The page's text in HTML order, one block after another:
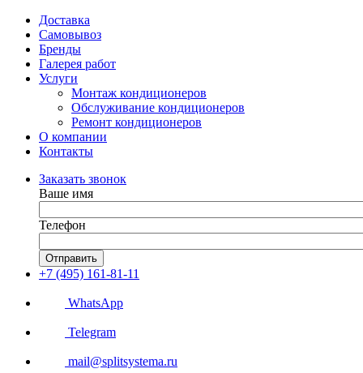
Доставка
Самовывоз
Бренды
Галерея работ
Услуги
Монтаж кондиционеров
Обслуживание кондиционеров
Ремонт кондиционеров
О компании
Контакты
Заказать звонок
Ваше имя
Телефон
Отправить
+7 (495) 161-81-11
WhatsApp
Telegram
mail@splitsystema.ru